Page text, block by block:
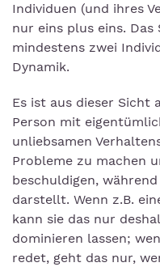
Individuen (und ihres
nur eins plus eins. Das
mindestens zwei
Dynamik.
Es ist aus dieser Sicht
Person mit
unliebsamen
Probleme zu machen
beschuldigen,
darstellt. Wenn z.B.
kann sie das nur
dominieren lassen;
redet, geht das nur,